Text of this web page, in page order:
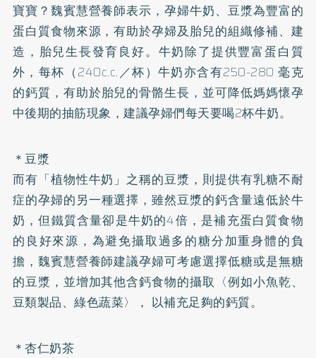
寶寶？魏賓慧營養師表示，孕婦牛奶、豆漿為豐富的
蛋白質食物來源，有助於孕婦及胎兒的組織修補、建
造，胎兒生長發育良好。牛奶除了提供豐富蛋白質
外，每杯（240c.c.／杯）牛奶亦含有250-280 毫克
的鈣質，有助於胎兒的骨骼生長，並可降低媽媽懷孕
中後期的抽筋現象，建議孕婦們每天要喝2杯牛奶。
＊豆漿
而有「植物性牛奶」之稱的豆漿，則提供有乳糖不耐
症的孕婦的另一種選擇，雖然豆漿的鈣含量遠低於牛
奶，但鐵質含量卻是牛奶的4倍，是補充蛋白質食物
的良好來源，為避免攝取過多的糖分加重身體的負
擔，魏賓慧營養師建議孕婦可考慮選擇低糖或是無糖
的豆漿，並增加其他含鈣食物的攝取〈例如小魚乾、
豆類製品、綠色蔬菜〉， 以補充足夠的鈣質。
＊杏仁奶茶